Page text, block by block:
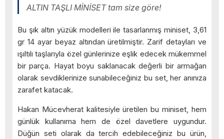
ALTIN TAŞLI MİNİSET tam size göre!
Bu şık altın yüzük modelleri ile tasarlanmış miniset, 3,61
gr 14 ayar beyaz altından üretilmiştir. Zarif detayları ve
ışıltılı taşlarıyla özel günlerinize eşlik edecek mükemmel
bir parça. Hayat boyu saklanacak değerli bir armağan
olarak sevdiklerinize sunabileceğiniz bu set, her anınıza
zarafet katacak.
Hakan Mücevherat kalitesiyle üretilen bu miniset, hem
günlük kullanıma hem de özel davetlere uygundur.
Düğün seti olarak da tercih edebileceğiniz bu ürün,